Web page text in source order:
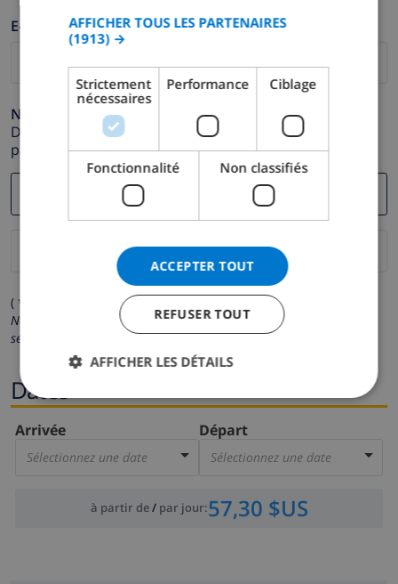
E-mail *
Numéro de téléphone *
Dans le cas où votre adresse e-mail ne fonctionnerait
pas correctement.
( * Les champs avec un astérisque sont obligatoires )
Nous respectons votre vie privée.Vos données personnelles ne
seront pas communiquées à des tiers.
Dates
Arrivée
Sélectionnez une date
Départ
Sélectionnez une date
à partir de/ par jour:57,30 $US
DANISH
AFFICHER TOUS LES PARTENAIRES
(1913) →
Strictement
nécessaires
Performance Ciblage
Fonctionnalité Non classifiés
ACCEPTER TOUT
REFUSER TOUT
AFFICHER LES DÉTAILS